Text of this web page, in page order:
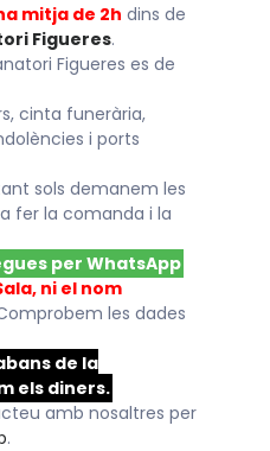
mitja de 2h dins de
Figueres.
Figueres es de
cinta funerària,
i ports
sols demanem les
fer la comanda i la
per WhatsApp
ni el nom
les dades
de la
els diners.
amb nosaltres per
.